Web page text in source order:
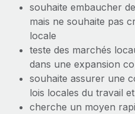
Mobilité et
Organisez facilement le
employés
Avantages sociaux
Mises à jour des
Intégrations Gusto et
freelances Plus
Remote a toujours pour
toute taille à embaucher,
En savoir plus
souhaite embaucher
mais ne souhaite pas
locale
teste des marchés
dans une expansion
souhaite assurer une
lois locales du travail
cherche un moyen